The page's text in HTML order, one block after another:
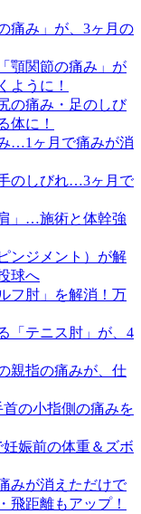
痛み」が、3ヶ月の
顎関節の痛み」が
ように！
の痛み・足のしび
体に！
…1ヶ月で痛みが消
のしびれ…3ヶ月で
」…施術と体幹強
ンジメント）が解
球へ
フ肘」を解消！万
「テニス肘」が、4
親指の痛みが、仕
の小指側の痛みを
娠前の体重＆ズボ
みが消えただけで
飛距離もアップ！